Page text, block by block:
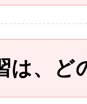
は、ど